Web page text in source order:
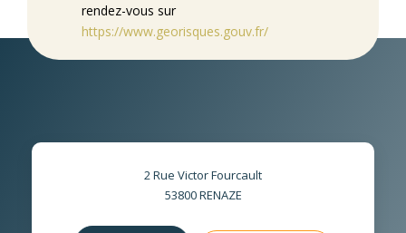
rendez-vous sur
https://www.georisques.gouv.fr/
2 Rue Victor Fourcault
53800RENAZE